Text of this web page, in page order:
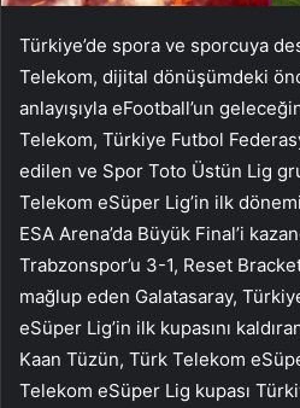
Türkiye’de spora ve sporcuya
Telekom, dijital dönüşümdeki
anlayışıyla eFootball’un
Telekom, Türkiye Futbol
edilen ve Spor Toto Üstün Lig
Telekom eSüper Lig’in ilk
ESA Arena’da Büyük Final’i
Trabzonspor’u 3-1, Reset
mağlup eden Galatasaray,
eSüper Lig’in ilk kupasını
Kaan Tüzün, Türk Telekom
Telekom eSüper Lig kupası